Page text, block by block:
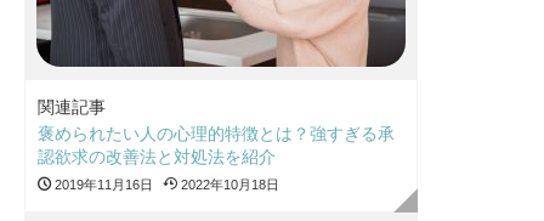
関連記事
褒められたい人の心理的特徴とは？強すぎる承
認欲求の改善法と対処法を紹介
2019年11月16日 2022年10月18日